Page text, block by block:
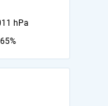
hPa
65%